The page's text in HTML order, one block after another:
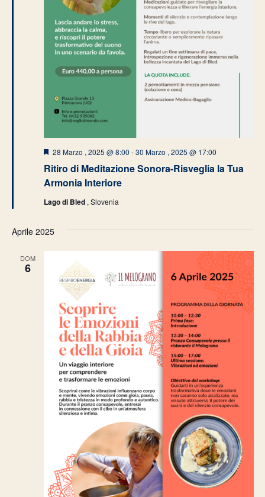
Ritiro di Meditazione Sonora-Risveglia la Tua
Armonia Interiore
Segnalati
28 Marzo , 2025 @ 8:00 -30 Marzo , 2025 @ 17:00
Lago di Bled , Slovenia
Aprile 2025
DOM
6